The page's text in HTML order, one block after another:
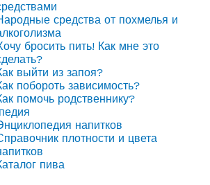
средства от похмелья и
бросить пить! Как мне это
выйти из запоя?
побороть зависимость?
помочь родственнику?
напитков
плотности и цвета
пива